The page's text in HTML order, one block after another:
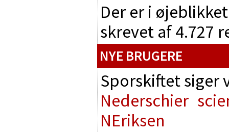
Der er i
skrevet af 4.727
NYE BRUGERE
Sporskiftet
Nederschier
NEriksen